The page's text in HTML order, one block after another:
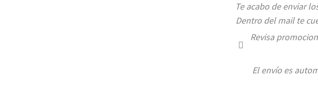
Te acabo de enviar
Dentro del mail te
Revisa
El envío es